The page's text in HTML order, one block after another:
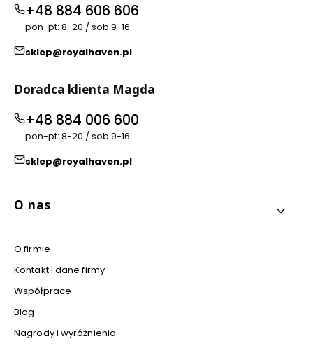
+48 884 606 606
pon-pt: 8-20 / sob 9-16
sklep@royalhaven.pl
Doradca klienta Magda
+48 884 006 600
pon-pt: 8-20 / sob 9-16
sklep@royalhaven.pl
Linki w stopce
O nas
O firmie
Kontakt i dane firmy
Współprace
Blog
Nagrody i wyróżnienia